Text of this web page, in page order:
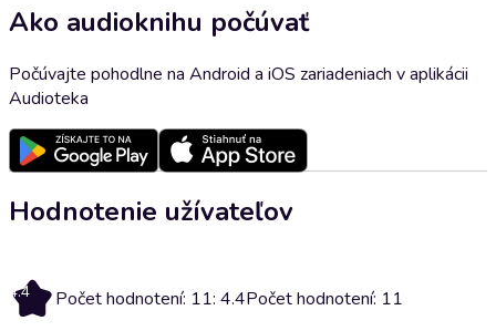
Ako audioknihu počúvať
Počúvajte pohodlne na Android a iOS zariadeniach v aplikácii
Audioteka
Hodnotenie užívateľov
4.4 Počet hodnotení: 11: 4.4Počet hodnotení: 11